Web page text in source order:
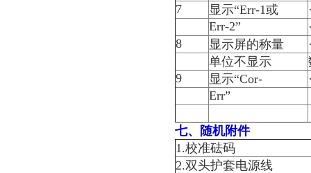
7
显示“Err-1或
Err-2”
8
显示屏的称量
单位不显示
9
显示“Cor-
Err”
七、随机附件
1.校准砝码
2.双头护套电源线